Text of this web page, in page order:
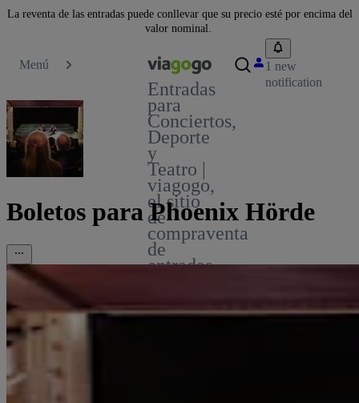
La reventa de las entradas puede conllevar que su precio esté por encima del
valor nominal.
Menú
Entradas
para
Conciertos,
Deporte
y
Teatro |
viagogo,
el sitio
de
compraventa
de
entradas
1 new
notification
Boletos para Phoenix Hörde